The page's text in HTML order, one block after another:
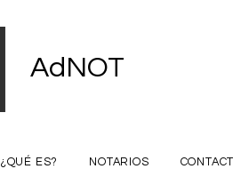
AdNOT
¿QUÉ ES? NOTARIOS